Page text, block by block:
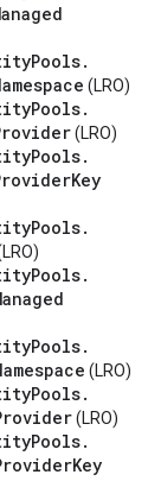
Pools.
(LRO)
Pools.
(LRO)
Pools.
Key
Pools.
Pools.
Pools.
(LRO)
Pools.
(LRO)
Pools.
Key